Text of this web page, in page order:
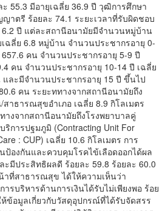
ะ 55.3 มีอายุเฉลี่ย 36.9 ปี วุฒิการศึกษา
าตรี ร้อยละ 74.1 ระยะเวลาที่รับผิดชอบ
6.2 ปี แต่ละสถานีอนามัยมีจำนวนหมู่บ้าน
ฉลี่ย 6.8 หมู่บ้าน จำนวนประชากรอายุ 0-
คน จำนวนประชากรอายุ 5-9 ปี
คน จำนวนประชากรอายุ 10-14 ปี เฉลี่ย
และมีจำนวนประชากรอายุ 15 ปี ขึ้นไป
คน ระยะททางจากสถานีอนามัยถึง
สาธารณสุขอำเภอ เฉลี่ย 8.9 กิโลเมตร
างจากสถานีอนามัยถึงโรงพยาบาลคู่
การปฐมภูมิ (Contracting Unit For
: CUP) เฉลี่ย 10.6 กิโลเมตร การ
ป้องกันและควบคุมโรคไข้เลือดออกได้ผล
มีประสิทธิผลดี ร้อยละ 59.8 ร้อยละ 60.0
าที่สาธารณสุข ได้ให้ความเห็นว่า
ารบริหารด้านการเงินได้รับไม่เพียงพอ ร้อย
ห้ข้อมูลเกี่ยวกับวัสดุอุปกรณ์ที่ได้รับจัดสรร